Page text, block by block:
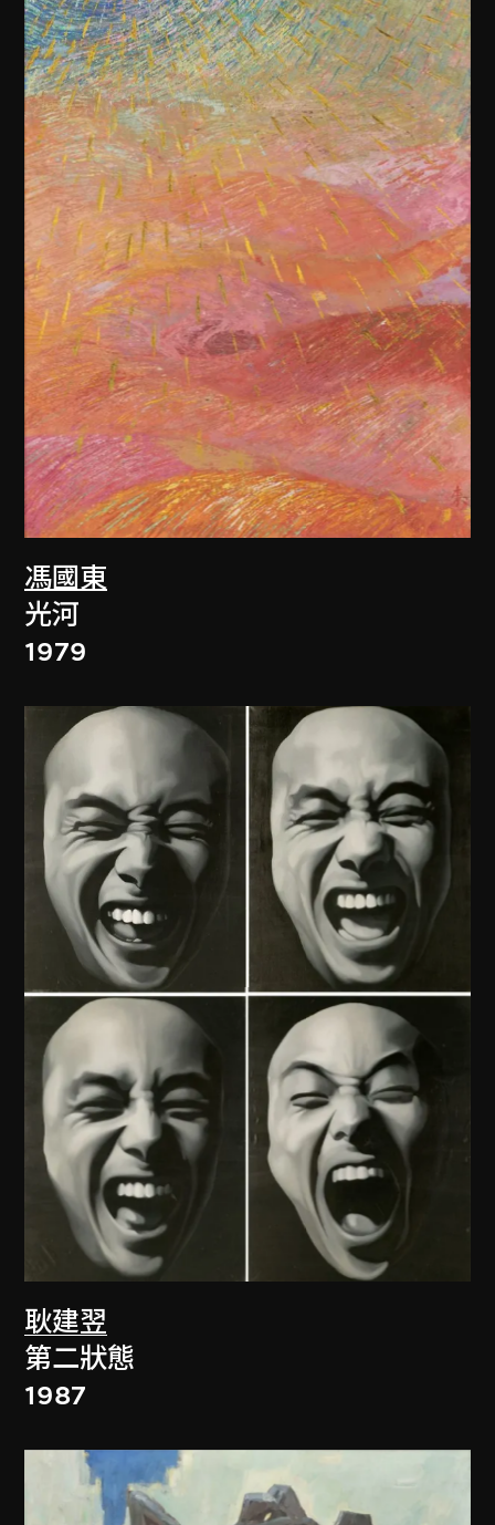
馮國東
光河
1979
耿建翌
第二狀態
1987